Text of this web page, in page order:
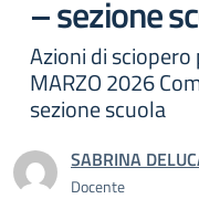
– sezione
Azioni di
MARZO 2026
sezione scuola
SABRINA
Docente